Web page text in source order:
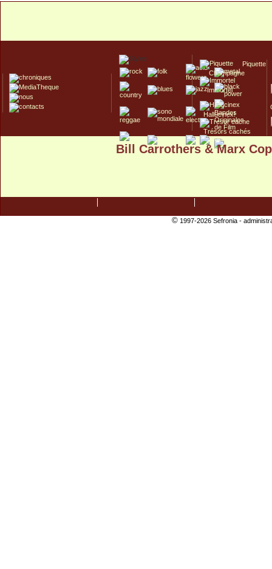
Piquette
Champagne
Immortel
Hallucinex!
Trésors cachés
Culte/Collector
Bill Carrothers & Marx
©1997-2026 Sefronia -